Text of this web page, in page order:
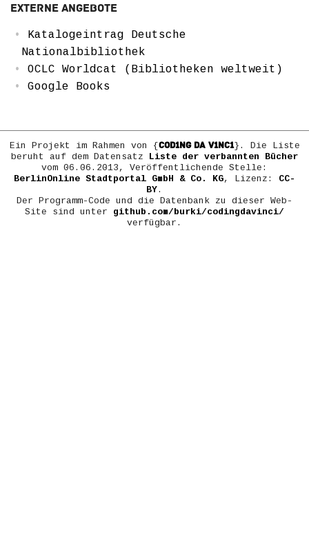
Externe Angebote
Katalogeintrag Deutsche
Nationalbibliothek
OCLC Worldcat (Bibliotheken weltweit)
Google Books
Ein Projekt im Rahmen von {COD1NG DA V1NC1}. Die Liste
beruht auf dem Datensatz
Liste der verbannten Bücher
vom 06.06.2013, Veröffentlichende Stelle:
BerlinOnline Stadtportal GmbH & Co. KG, Lizenz: CC-
BY.
Der Programm-Code und die Datenbank zu dieser Web-
Site sind unter github.com/burki/codingdavinci/
verfügbar.